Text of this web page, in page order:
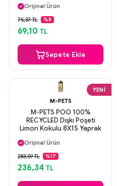
Orijinal Ürün
Güvenli Ödeme
Aynı Gün Kargo
75,37 TL %8
69,10 TL
Sepete Ekle
YENI
M-PETS
M-PETS POO 100%
RECYCLED Dışkı Poşeti
Limon Kokulu 8X15 Yaprak
Aynı Gün Kargo
Orijinal Ürün
Güvenli Ödeme
Aynı Gün Kargo
283,59 TL %17
236,34 TL